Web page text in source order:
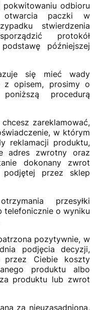
pokwitowaniu odbioru
otwarcia paczki w
stwierdzenia
protokół
późniejszej
się mieć wady
z opisem, prosimy o
procedurą
zareklamować,
w którym
reklamacji produktu,
adres zwrotny oraz
dokonany zwrot
przez sklep
przesyłki
telefonicznie o wyniku
pozytywnie, w
podjęcia decyzji,
przez Ciebie koszty
produktu albo
produktu lub zwrot
za nieuzasadnioną,